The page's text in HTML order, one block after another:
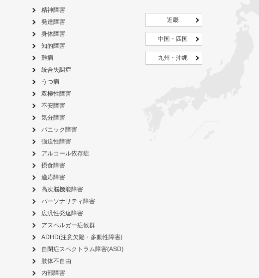
精神障害
発達障害
身体障害
知的障害
難病
統合失調症
うつ病
双極性障害
不安障害
気分障害
パニック障害
強迫性障害
アルコール依存症
摂食障害
適応障害
高次脳機能障害
パーソナリティ障害
広汎性発達障害
アスペルガー症候群
ADHD(注意欠陥・多動性障害)
自閉症スペクトラム障害(ASD)
肢体不自由
内部障害
近畿
中国・四国
九州・沖縄